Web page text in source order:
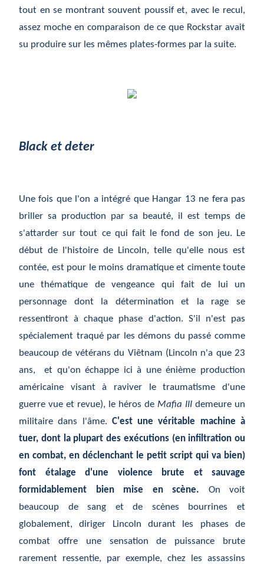
tout en se montrant souvent poussif et, avec le recul,
assez moche en comparaison de ce que Rockstar avait
su produire sur les mêmes plates-formes par la suite.
Black et deter
Une fois que l'on a intégré que Hangar 13 ne fera pas
briller sa production par sa beauté, il est temps de
s'attarder sur tout ce qui fait le fond de son jeu. Le
début de l'histoire de Lincoln, telle qu'elle nous est
contée, est pour le moins dramatique et cimente toute
une thématique de vengeance qui fait de lui un
personnage dont la détermination et la rage se
ressentiront à chaque phase d'action. S'il n'est pas
spécialement traqué par les démons du passé comme
beaucoup de vétérans du Viêtnam (Lincoln n'a que 23
ans, et qu'on échappe ici à une énième production
américaine visant à raviver le traumatisme d'une
guerre vue et revue), le héros de Mafia III demeure un
militaire dans l'âme. C'estune véritable machine à
tuer, dont la plupart des exécutions (en infiltration ou
en combat, en déclenchant le petit script qui va bien)
font étalage d'une violence brute et sauvage
formidablement bien mise en scène. On voit
beaucoup de sang et de scènes bourrines et
globalement, diriger Lincoln durant les phases de
combat offre une sensation de puissance brute
rarement ressentie, par exemple, chez les assassins